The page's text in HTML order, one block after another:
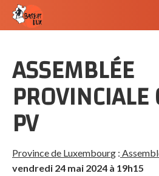
ASSEMBLÉE
PV
Province de Luxembourg :
vendredi 24 mai 2024 à 19h15